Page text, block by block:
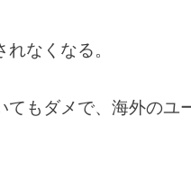
なくなる。
もダメで、海外のユ